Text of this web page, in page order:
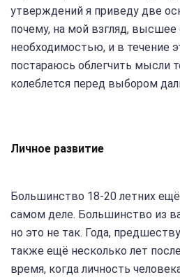
утверждений я приведу две
почему, на мой взгляд, высшее
необходимостью, и в течение
постараюсь облегчить мысли
колеблется перед выбором
Личное развитие
Большинство 18-20 летних
самом деле. Большинство из
но это не так. Года,
также ещё несколько лет
время, когда личность